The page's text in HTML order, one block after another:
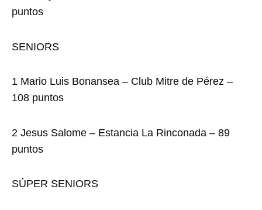
puntos
SENIORS
1 Mario Luis Bonansea – Club Mitre de Pérez –
108 puntos
2 Jesus Salome – Estancia La Rinconada – 89
puntos
SÚPER SENIORS